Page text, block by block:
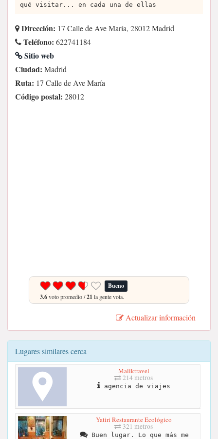
qué visitar... en cada una de ellas
Dirección: 17 Calle de Ave María, 28012 Madrid
Teléfono: 622741184
Sitio web
Ciudad: Madrid
Ruta: 17 Calle de Ave María
Código postal: 28012
Bueno
3.6voto promedio /21 la gente vota.
Actualizar información
Lugares similares cerca
Maliktravel
214 metros
agencia de viajes
Yatiri Restaurante Ecológico
321 metros
Buen lugar. Lo que más me